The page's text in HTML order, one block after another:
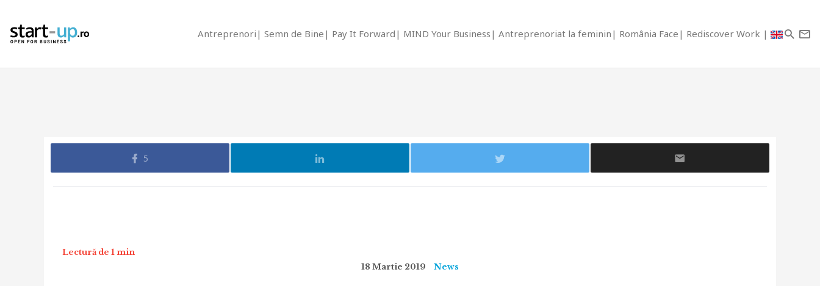
Antreprenori Semn de Bine Pay It Forward MIND Your Business Antreprenoriat la feminin România Face Rediscover Work
5
Lectură de 1 min
18 Martie 2019
News